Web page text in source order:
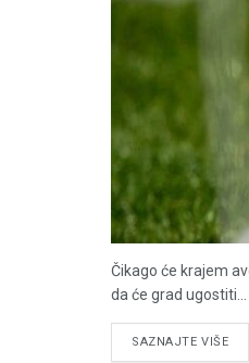
Čikago će krajem
da će grad ugostiti...
SAZNAJTE VIŠE